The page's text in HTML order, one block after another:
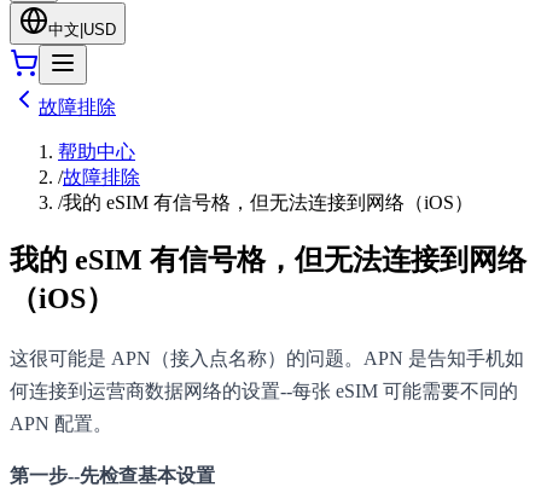
中文 USD
故障排除
帮助中心
/故障排除
/我的 eSIM 有信号格，但无法连接到网络（iOS）
我的 eSIM 有信号格，但无法连接到网络
（iOS）
这很可能是 APN（接入点名称）的问题。APN 是告知手机如
何连接到运营商数据网络的设置--每张 eSIM 可能需要不同的
APN 配置。
第一步--先检查基本设置